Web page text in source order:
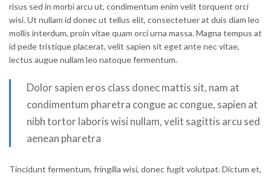
risus sed in morbi arcu ut, condimentum enim velit torquent orci
wisi. Ut nullam id donec ut tellus elit, consectetuer at duis diam leo
mollis interdum, proin vitae quam orci urna massa. Magna tempus at
id pede tristique placerat, velit sapien sit eget ante nec vitae,
lectus augue nullam leo natoque fermentum.
Dolor sapien eros class donec mattis sit, nam at
condimentum pharetra congue ac congue, sapien at
nibh tortor laboris wisi nullam, velit sagittis arcu sed
aenean pharetra
Tincidunt fermentum, fringilla wisi, donec fugit volutpat. Dictum et,